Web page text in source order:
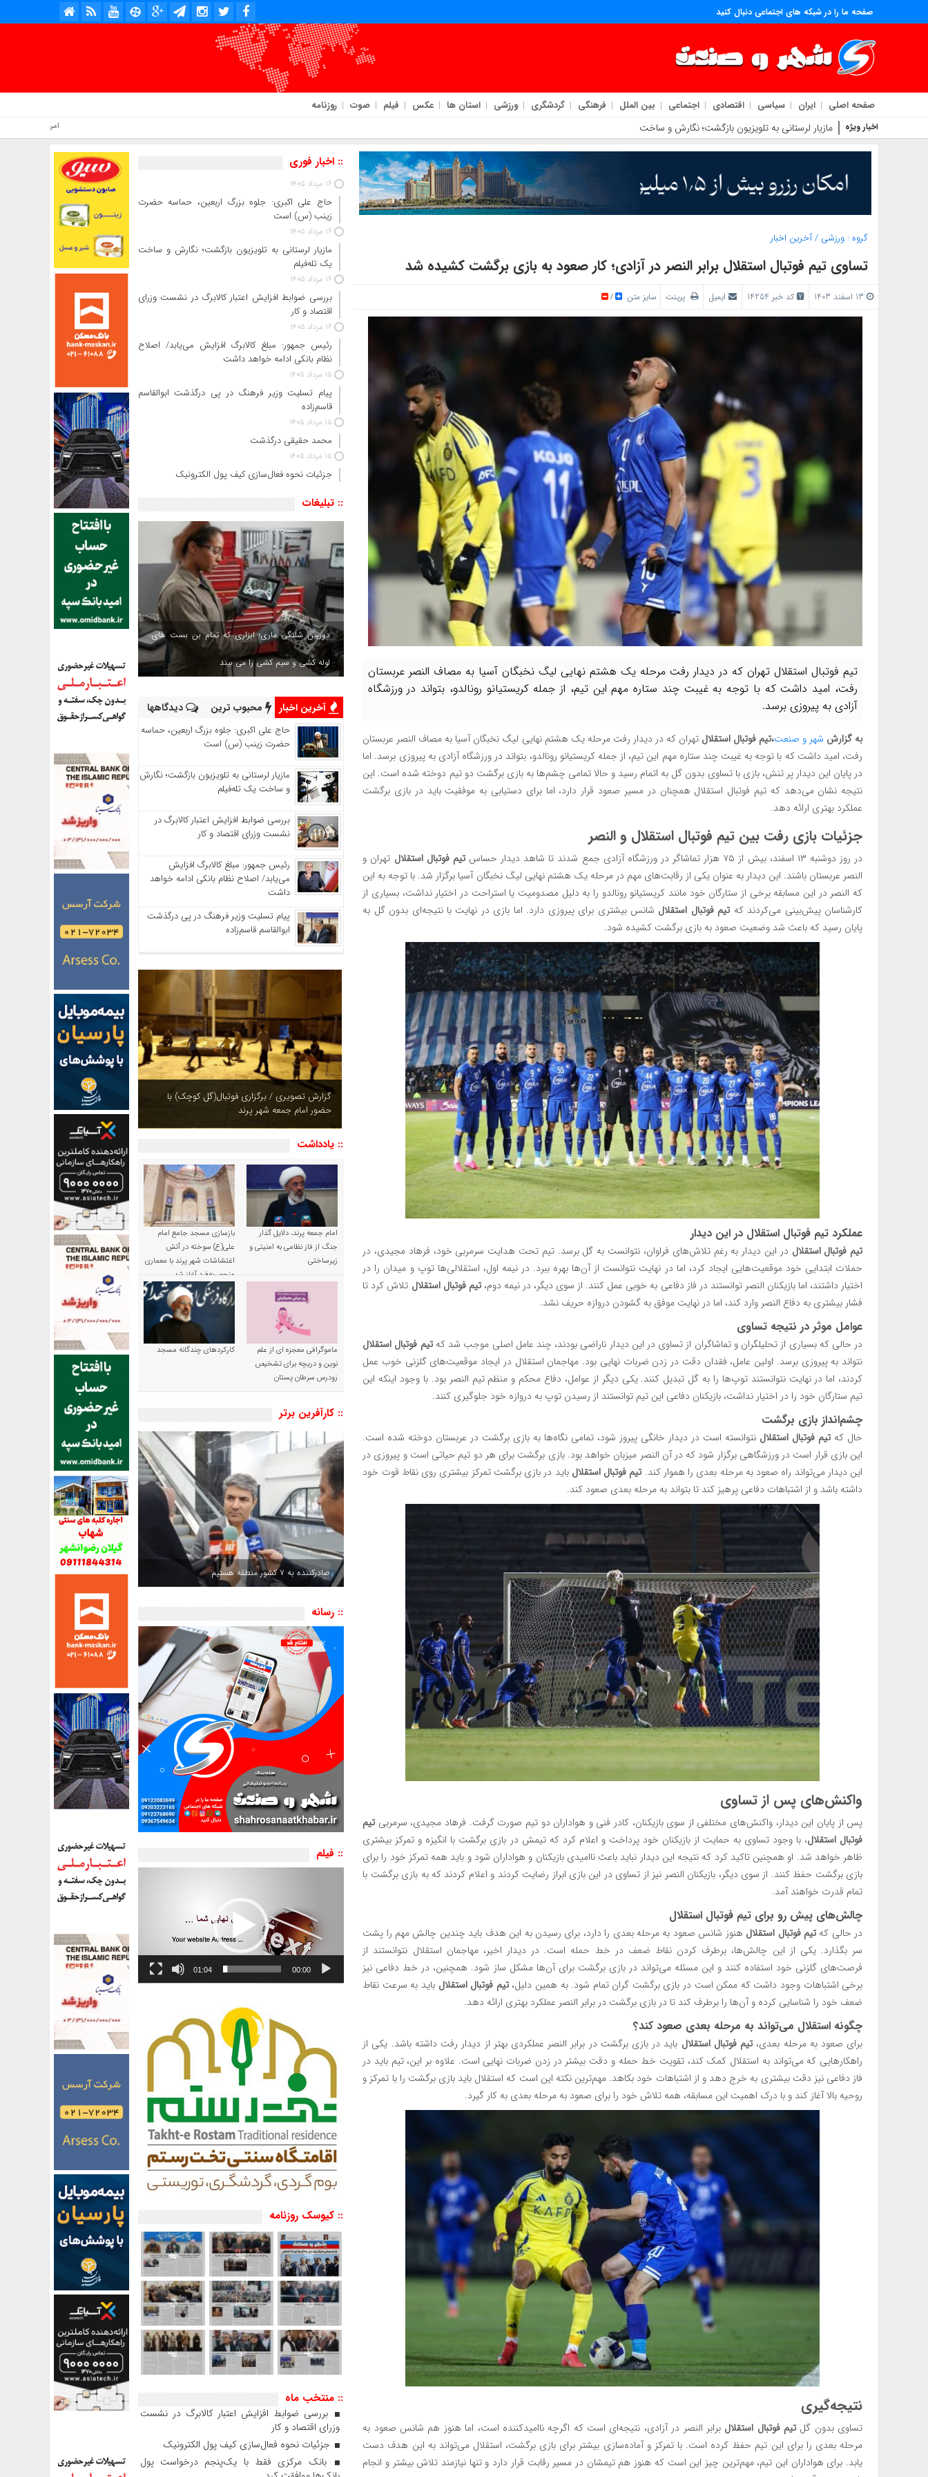
صفحه ما را در شبکه های اجتماعی دنبال کنید
صفحه اصلی ایران سیاسی اقتصادی اجتماعی بین الملل فرهنگی گردشگری ورزشی استان ها عکس فیلم صوت روزنامه
اخبار ویژه مازیار لرستانی به تلویزیون بازگشت؛ نگارش و ساخت یک تله‌فیلم
گروه :ورزشی /آخرین اخبار
تساوی تیم فوتبال استقلال برابر النصر در آزادی؛ کار صعود به بازی برگشت کشیده شد
کد خبر 14254 ایمیل پرینت سایز متن /
تیم فوتبال استقلال تهران که در دیدار رفت مرحله یک هشتم نهایی لیگ نخبگان آسیا به مصاف النصر عربستان
رفت، امید داشت که با توجه به غیبت چند ستاره مهم این تیم، از جمله کریستیانو رونالدو، بتواند در ورزشگاه
آزادی به پیروزی برسد.
به گزارش شهر و صنعت،تیم فوتبال استقلال تهران که در دیدار رفت مرحله یک هشتم نهایی لیگ نخبگان آسیا به مصاف النصر عربستان
رفت، امید داشت که با توجه به غیبت چند ستاره مهم این تیم، از جمله کریستیانو رونالدو، بتواند در ورزشگاه آزادی به پیروزی برسد. اما
در پایان این دیدار پر تنش، بازی با تساوی بدون گل به اتمام رسید و حالا تمامی چشم‌ها به بازی برگشت دو تیم دوخته شده است. این
نتیجه نشان می‌دهد که تیم فوتبال استقلال همچنان در مسیر صعود قرار دارد، اما برای دستیابی به موفقیت باید در بازی برگشت
عملکرد بهتری ارائه دهد.
جزئیات بازی رفت بین تیم فوتبال استقلال و النصر
در روز دوشنبه ۱۳ اسفند، بیش از ۷۵ هزار تماشاگر در ورزشگاه آزادی جمع شدند تا شاهد دیدار حساس تیم فوتبال استقلال تهران و
النصر عربستان باشند. این دیدار به عنوان یکی از رقابت‌های مهم در مرحله یک هشتم نهایی لیگ نخبگان آسیا برگزار شد. با توجه به این
که النصر در این مسابقه برخی از ستارگان خود مانند کریستیانو رونالدو را به دلیل مصدومیت یا استراحت در اختیار نداشت، بسیاری از
کارشناسان پیش‌بینی می‌کردند که تیم فوتبال استقلال شانس بیشتری برای پیروزی دارد. اما بازی در نهایت با نتیجه‌ای بدون گل به
پایان رسید که باعث شد وضعیت صعود به بازی برگشت کشیده شود.
عملکرد تیم فوتبال استقلال در این دیدار
تیم فوتبال استقلال در این دیدار به رغم تلاش‌های فراوان، نتوانست به گل برسد. تیم تحت هدایت سرمربی خود، فرهاد مجیدی، در
حملات ابتدایی خود موقعیت‌هایی ایجاد کرد، اما در نهایت نتوانست از آن‌ها بهره ببرد. در نیمه اول، استقلالی‌ها توپ و میدان را در
اختیار داشتند، اما بازیکنان النصر توانستند در فاز دفاعی به خوبی عمل کنند. از سوی دیگر، در نیمه دوم،تیم فوتبال استقلال تلاش کرد تا
فشار بیشتری به دفاع النصر وارد کند، اما در نهایت موفق به گشودن دروازه حریف نشد.
عوامل موثر در نتیجه تساوی
در حالی که بسیاری از تحلیلگران و تماشاگران از تساوی در این دیدار ناراضی بودند، چند عامل اصلی موجب شد کهتیم فوتبال استقلال
نتواند به پیروزی برسد. اولین عامل، فقدان دقت در زدن ضربات نهایی بود. مهاجمان استقلال در ایجاد موقعیت‌های گلزنی خوب عمل
کردند، اما در نهایت نتوانستند توپ‌ها را به گل تبدیل کنند. یکی دیگر از عوامل، دفاع محکم و منظم تیم النصر بود. با وجود اینکه این
تیم ستارگان خود را در اختیار نداشت، بازیکنان دفاعی این تیم توانستند از رسیدن توپ به دروازه خود جلوگیری کنند.
چشم‌انداز بازی برگشت
حال که تیم فوتبال استقلال نتوانسته است در دیدار خانگی پیروز شود، تمامی نگاه‌ها به بازی برگشت در عربستان دوخته شده است.
این بازی قرار است در ورزشگاهی برگزار شود که در آن النصر میزبان خواهد بود. بازی برگشت برای هر دو تیم حیاتی است و پیروزی در
این دیدار می‌تواند راه صعود به مرحله بعدی را هموار کند. تیم فوتبال استقلال باید در بازی برگشت تمرکز بیشتری روی نقاط قوت خود
داشته باشد و از اشتباهات دفاعی پرهیز کند تا بتواند به مرحله بعدی صعود کند.
واکنش‌های پس از تساوی
پس از پایان این دیدار، واکنش‌های مختلفی از سوی بازیکنان، کادر فنی و هواداران دو تیم صورت گرفت. فرهاد مجیدی، سرمربی تیم
فوتبال استقلال، با وجود تساوی به حمایت از بازیکنان خود پرداخت و اعلام کرد که تیمش در بازی برگشت با انگیزه و تمرکز بیشتری
ظاهر خواهد شد. او همچنین تاکید کرد که نتیجه این دیدار نباید باعث ناامیدی بازیکنان و هواداران شود و باید همه تمرکز خود را برای
بازی برگشت حفظ کنند. از سوی دیگر، بازیکنان النصر نیز از تساوی در این بازی ابراز رضایت کردند و اعلام کردند که به بازی برگشت با
تمام قدرت خواهند آمد.
چالش‌های پیش رو برای تیم فوتبال استقلال
در حالی کهتیم فوتبال استقلال هنوز شانس صعود به مرحله بعدی را دارد، برای رسیدن به این هدف باید چندین چالش مهم را پشت
سر بگذارد. یکی از این چالش‌ها، برطرف کردن نقاط ضعف در خط حمله است. در دیدار اخیر، مهاجمان استقلال نتوانستند از
فرصت‌های گلزنی خود استفاده کنند و این مسئله می‌تواند در بازی برگشت برای آن‌ها مشکل ساز شود. همچنین، در خط دفاعی نیز
برخی اشتباهات وجود داشت که ممکن است در بازی برگشت گران تمام شود. به همین دلیل،تیم فوتبال استقلال باید به سرعت نقاط
ضعف خود را شناسایی کرده و آن‌ها را برطرف کند تا در بازی برگشت در برابر النصر عملکرد بهتری ارائه دهد.
چگونه استقلال می‌تواند به مرحله بعدی صعود کند؟
برای صعود به مرحله بعدی، تیم فوتبال استقلال باید در بازی برگشت در برابر النصر عملکردی بهتر از دیدار رفت داشته باشد. یکی از
راهکارهایی که می‌تواند به استقلال کمک کند، تقویت خط حمله و دقت بیشتر در زدن ضربات نهایی است. علاوه بر این، تیم باید در
فاز دفاعی نیز دقت بیشتری به خرج دهد و از اشتباهات خود بکاهد. مهم‌ترین نکته این است که استقلال باید بازی برگشت را با تمرکز و
روحیه بالا آغاز کند و با درک اهمیت این مسابقه، همه تلاش خود را برای صعود به مرحله بعدی به کار گیرد.
نتیجه‌گیری
تساوی بدون گل تیم فوتبال استقلال برابر النصر در آزادی، نتیجه‌ای است که اگرچه ناامیدکننده است، اما هنوز هم شانس صعود به
مرحله بعدی را برای این تیم حفظ کرده است. با تمرکز و آماده‌سازی بیشتر برای بازی برگشت، استقلال می‌تواند به این هدف دست
یابد. برای هواداران این تیم، مهم‌ترین چیز این است که هنوز هم تیمشان در مسیر رقابت قرار دارد و تنها نیازمند تلاش بیشتر و انجام
:: اخبار فوری
16 مرداد 1405
حاج‌ علی‌ اکبری: جلوه بزرگ اربعین، حماسه حضرت
زینب (س) است
16 مرداد 1405
مازیار لرستانی به تلویزیون بازگشت؛ نگارش و ساخت
یک تله‌فیلم
16 مرداد 1405
بررسی ضوابط افزایش اعتبار کالابرگ در نشست وزرای
اقتصاد و کار
16 مرداد 1405
رئیس‌ جمهور: مبلغ کالابرگ افزایش می‌یابد/ اصلاح
نظام بانکی ادامه خواهد داشت
15 مرداد 1405
پیام تسلیت وزیر فرهنگ در پی درگذشت ابوالقاسم
قاسم‌زاده
15 مرداد 1405
محمد حقیقی درگذشت
15 مرداد 1405
جزئیات نحوه فعال‌سازی کیف پول الکترونیک
:: تبلیغات
دوربین شلنگی ماری؛ ابزاری که تمام بن بست های
لوله کشی و سیم کشی را می بیند
آخرین اخبار محبوب ترین دیدگاهها
حاج‌ علی‌ اکبری: جلوه بزرگ اربعین، حماسه
حضرت زینب (س) است
مازیار لرستانی به تلویزیون بازگشت؛ نگارش
و ساخت یک تله‌فیلم
بررسی ضوابط افزایش اعتبار کالابرگ در
نشست وزرای اقتصاد و کار
رئیس‌ جمهور: مبلغ کالابرگ افزایش
می‌یابد/ اصلاح نظام بانکی ادامه خواهد
داشت
پیام تسلیت وزیر فرهنگ در پی درگذشت
ابوالقاسم قاسم‌زاده
چشم نوازی بوستان های شهر پرند در فصل بهار +
تصاویر
:: یادداشت
امام جمعه پرند، دلایل گذار
جنگ از فاز نظامی به امنیتی و
زیرساختی
بازسازی مسجد جامع امام
علی(ع) سوخته در آتش
اغتشاشات شهر پرند با معماری
منحصربه‌فرد آغاز شد
ماموگرافی معجزه ای از علم
نوین و دریچه برای تشخیص
زودرس سرطان پستان
کارکردهای چندگانه مسجد
:: کارآفرین برتر
صادرکننده به ۷ کشور منطقه هستیم
:: رسانه
:: فیلم
نمایشگر
00:00
01:04
:: کیوسک روزنامه
:: منتخب ماه
بررسی ضوابط افزایش اعتبار کالابرگ در نشست
وزرای اقتصاد و کار
جزئیات نحوه فعال‌سازی کیف پول الکترونیک
بانک مرکزی فقط با یک‌‎پنجم درخواست پول